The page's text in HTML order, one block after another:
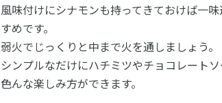
風味付けにシナモンも持ってきておけば一
すめです。
弱火でじっくりと中まで火を通しましょう。
シンプルなだけにハチミツやチョコレート
色んな楽しみ方ができます。